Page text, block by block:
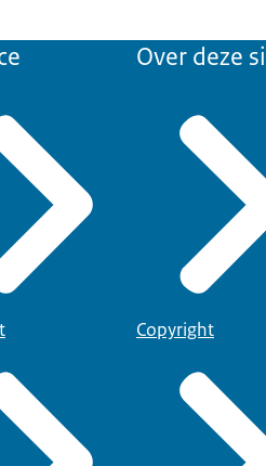
Over deze
Copyright